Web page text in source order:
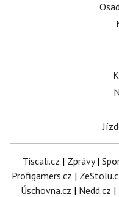
Tiscali.cz | Zprávy|
Profigamers.cz |
Úschovna.cz | Nedd.cz |